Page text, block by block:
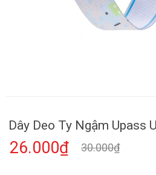
Dây Deo Ty Ngậm Upass
26.000₫ 30.000₫